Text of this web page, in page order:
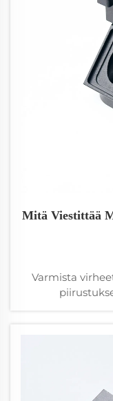
Mitä Viestittää
Varmista